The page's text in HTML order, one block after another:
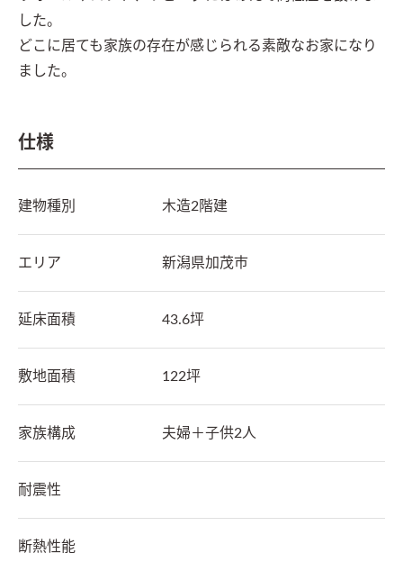
した。
どこに居ても家族の存在が感じられる素敵なお家になり
仕様
建物種別 木造2階建
エリア 新潟県加茂市
延床面積 43.6坪
敷地面積 122坪
家族構成 夫婦＋子供2人
耐震性
断熱性能